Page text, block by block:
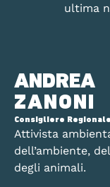
ANDREA
ZANONI
Consigliere Regionale
Attivista
dell’ambiente,
degli animali.
ultima